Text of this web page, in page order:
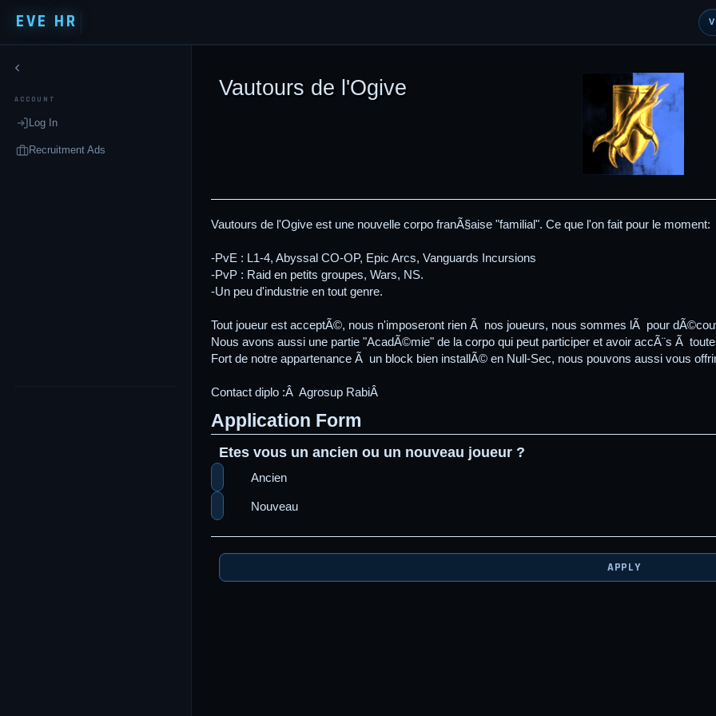
EVE HR
ACCOUNT
Log In
Recruitment Ads
Vautours de l'Ogive
Vautours de l'Ogive est une nouvelle corpo franÃ§aise "familial". Ce que l'on fait pour le moment:
-PvE : L1-4, Abyssal CO-OP, Epic Arcs, Vanguards Incursions
-PvP : Raid en petits groupes, Wars, NS.
-Un peu d'industrie en tout genre.
Tout joueur est acceptÃ©, nous n'imposeront rien Ã nos joueurs, nous sommes lÃ pour
Nous avons aussi une partie "AcadÃ©mie" de la corpo qui peut participer et avoir accÃ¨s Ã
Fort de notre appartenance Ã un block bien installÃ© en Null-Sec, nous pouvons aussi vous
Contact diplo :Â Agrosup RabiÂ
Application Form
Etes vous un ancien ou un nouveau joueur ?
Ancien
Nouveau
APPLY